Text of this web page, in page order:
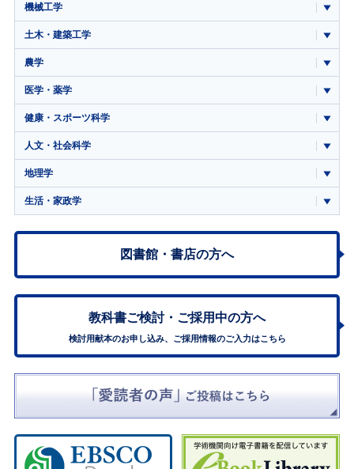
機械工学
土木・建築工学
農学
医学・薬学
健康・スポーツ科学
人文・社会科学
地理学
生活・家政学
図書館・書店の方へ
教科書ご検討・ ご採用中の方へ
検討用献本のお申し込み、ご採用情報のご入力はこちら